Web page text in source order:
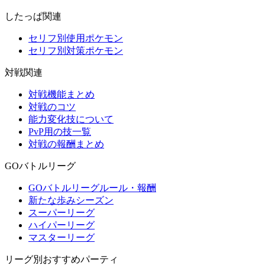
したっぱ関連
セリフ別使用ポケモン
セリフ別対策ポケモン
対戦関連
対戦機能まとめ
対戦のコツ
能力変化技について
PvP用の技一覧
対戦の報酬まとめ
GOバトルリーグ
GOバトルリーグルール・報酬
新たな歩みシーズン
スーパーリーグ
ハイパーリーグ
マスターリーグ
リーグ別おすすめパーティ